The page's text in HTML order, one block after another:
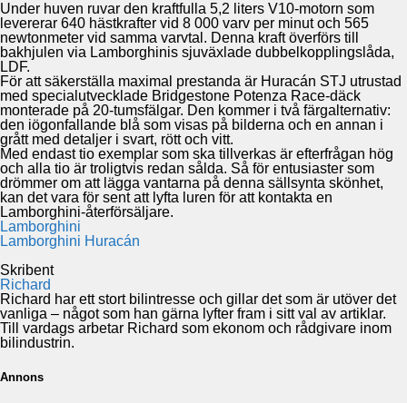
Under huven ruvar den kraftfulla 5,2 liters V10-motorn som
levererar 640 hästkrafter vid 8 000 varv per minut och 565
newtonmeter vid samma varvtal. Denna kraft överförs till
bakhjulen via Lamborghinis sjuväxlade dubbelkopplingslåda,
LDF.
För att säkerställa maximal prestanda är Huracán STJ utrustad
med specialutvecklade Bridgestone Potenza Race-däck
monterade på 20-tumsfälgar. Den kommer i två färgalternativ:
den iögonfallande blå som visas på bilderna och en annan i
grått med detaljer i svart, rött och vitt.
Med endast tio exemplar som ska tillverkas är efterfrågan hög
och alla tio är troligtvis redan sålda. Så för entusiaster som
drömmer om att lägga vantarna på denna sällsynta skönhet,
kan det vara för sent att lyfta luren för att kontakta en
Lamborghini-återförsäljare.
Lamborghini
Lamborghini Huracán
Skribent
Richard
Richard har ett stort bilintresse och gillar det som är utöver det
vanliga – något som han gärna lyfter fram i sitt val av artiklar.
Till vardags arbetar Richard som ekonom och rådgivare inom
bilindustrin.
Annons